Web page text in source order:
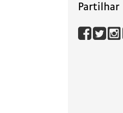
Partilhar